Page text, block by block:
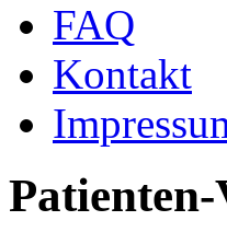
FAQ
Kontakt